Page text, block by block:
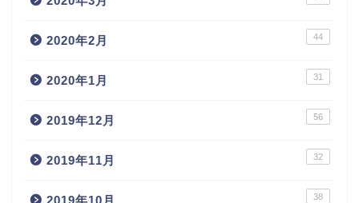
2020年2月 44
2020年1月 31
2019年12月 56
2019年11月 32
38